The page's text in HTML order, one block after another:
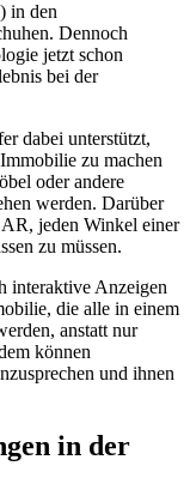
in den
Dennoch
jetzt schon
bei der
dabei unterstützt,
zu machen
oder andere
werden. Darüber
jeden Winkel einer
zu müssen.
interaktive Anzeigen
die alle in einem
anstatt nur
können
und ihnen
in der